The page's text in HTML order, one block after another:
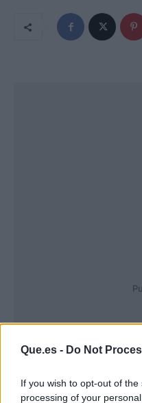
Que.es - Do Not
If you wish to opt-out of
processing of your